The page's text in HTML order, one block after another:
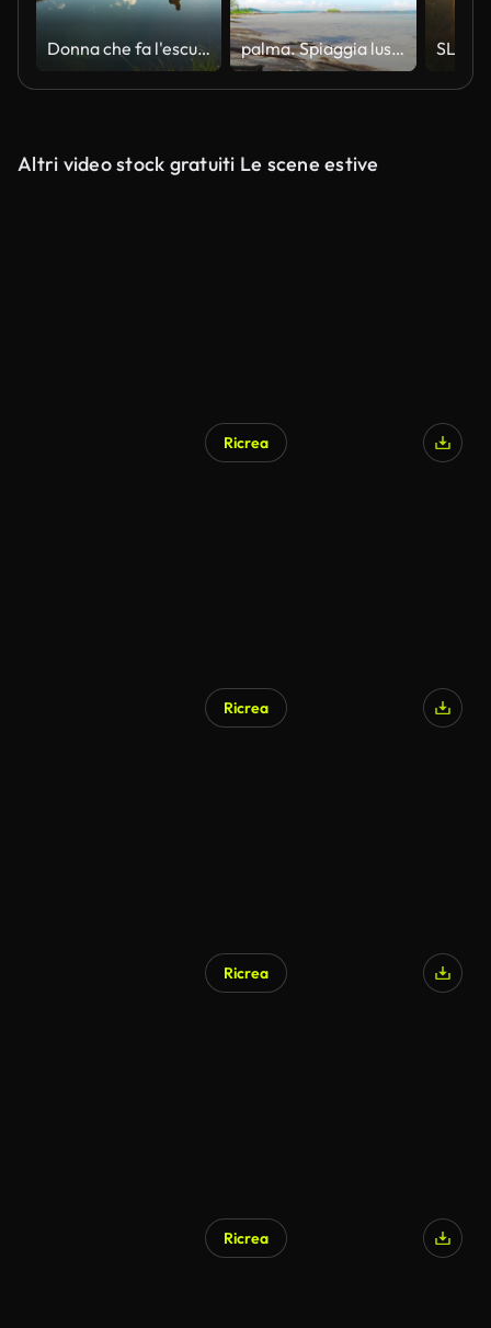
Donna che fa l'escursionismo nelle montagne norvegesi palma. Spiaggia lussuosa. viaggio. giorno festivo
Altri video stock gratuiti Le scene estive
Ricrea
Ricrea
Ricrea
Ricrea